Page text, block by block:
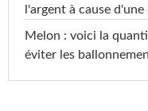
l'argent à cause
Melon : voici la
éviter les